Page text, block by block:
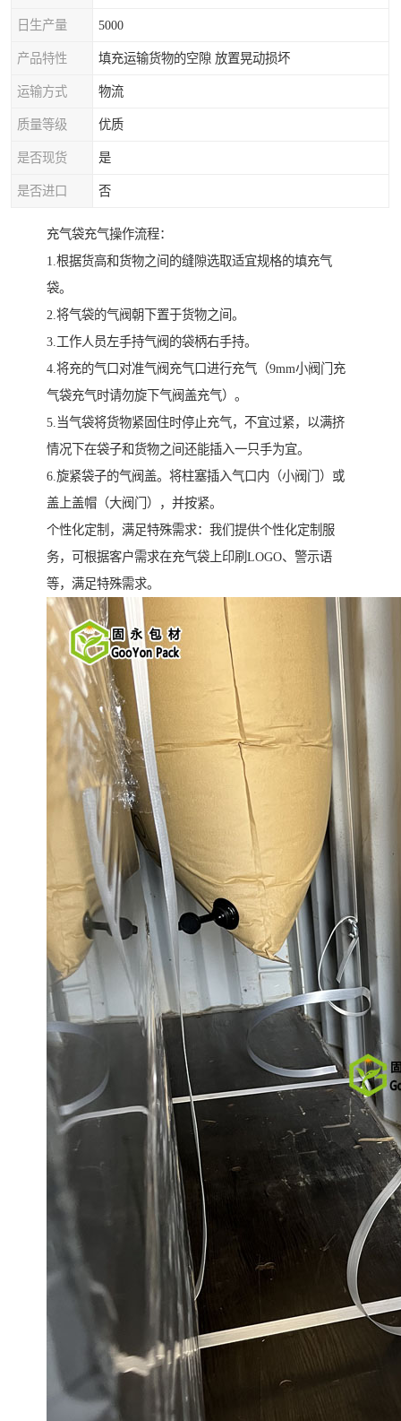
日生产量 5000
产品特性 填充运输货物的空隙 放置晃动损坏
运输方式 物流
质量等级 优质
是否现货 是
是否进口 否
充气袋充气操作流程：
1.根据货高和货物之间的缝隙选取适宜规格的填充气
袋。
2.将气袋的气阀朝下置于货物之间。
3.工作人员左手持气阀的袋柄右手持。
4.将充的气口对准气阀充气口进行充气（9mm小阀门充
气袋充气时请勿旋下气阀盖充气）。
5.当气袋将货物紧固住时停止充气，不宜过紧，以满挤
情况下在袋子和货物之间还能插入一只手为宜。
6.旋紧袋子的气阀盖。将柱塞插入气口内（小阀门）或
盖上盖帽（大阀门），并按紧。
个性化定制，满足特殊需求：我们提供个性化定制服
务，可根据客户需求在充气袋上印刷LOGO、警示语
等，满足特殊需求。